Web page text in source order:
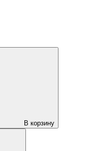
В корзину